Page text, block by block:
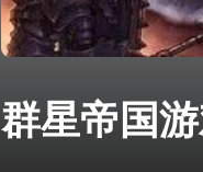
群星帝国